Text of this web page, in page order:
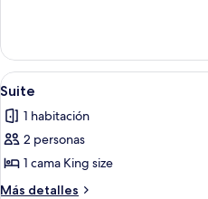
1
cama
matrimonial
o
2
individuales
familiar
con
1
matrimonial
o
individuales
Abrir
todas
las
fotos
de
Suite
4
Suite
1 habitación
2 personas
1 cama King size
Más detalles
Más